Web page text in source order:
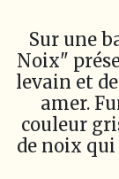
Sur une
Noix"
levain et
amer.
couleur
de noix qui